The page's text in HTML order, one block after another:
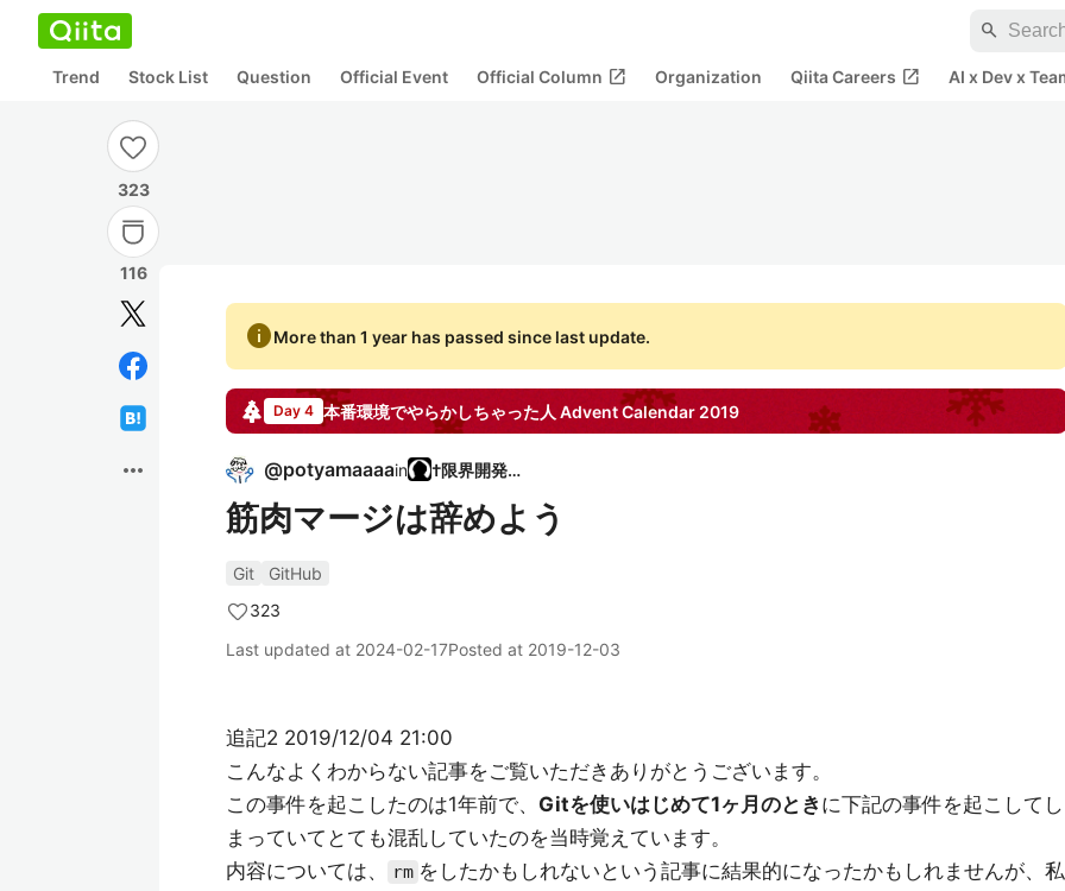
search
Trend Stock List Question Official Event Official Column open_in_new Organization Qiita Careers open_in_new AI x Dev x
323
116
more_horiz
infoMore than 1 year has passed since last update.
Day 4 本番環境でやらかしちゃった人 Advent Calendar 2019
@potyamaaaain †限界開発鯖†
筋肉マージは辞めよう
Git
GitHub
323
Last updated at 2024-02-17Posted at 2019-12-03
追記2 2019/12/04 21:00
こんなよくわからない記事をご覧いただきありがとうございます。
この事件を起こしたのは1年前で、 Gitを使いはじめて1ヶ月のとき に下記の事件を起こしてし
まっていてとても混乱していたのを当時覚えています。
内容については、
rm をしたかもしれないという記事に結果的になったかもしれませんが、私